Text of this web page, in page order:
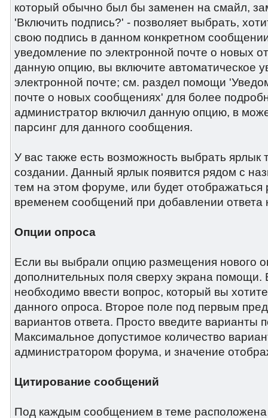
который обычно был бы заменен на смайл,
'Включить подпись?' - позволяет выбрать,
свою подпись в данном конкретном
уведомление по электронной почте о новых
данную опцию, вы включите автоматическое
электронной почте; см. раздел помощи
почте о новых сообщениях' для более
администратор включил данную опцию, в
парсинг для данного сообщения.
У вас также есть возможность выбрать
создании. Данный ярлык появится рядом с
тем на этом форуме, или будет отображаться
временем сообщений при добавлении ответа
Опции опроса
Если вы выбрали опцию размещения нового
дополнительных поля сверху экрана помощи.
необходимо ввести вопрос, который вы
данного опроса. Второе поле под первым
вариантов ответа. Просто введите варианты
Максимальное допустимое количество
администратором форума, и значение
Цитирование сообщений
Под каждым сообщением в теме расположена